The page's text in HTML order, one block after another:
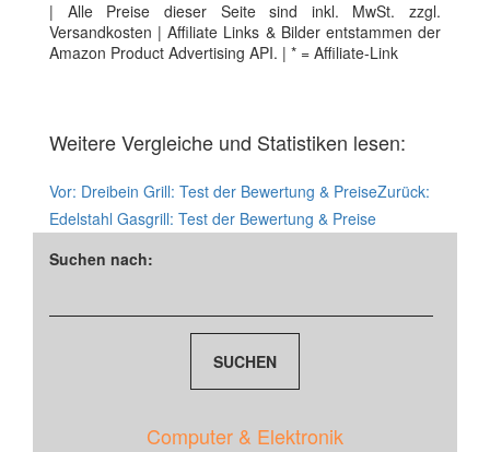
| Alle Preise dieser Seite sind inkl. MwSt. zzgl.
Versandkosten | Affiliate Links & Bilder entstammen der
Amazon Product Advertising API. | * = Affiliate-Link
Weitere Vergleiche und Statistiken lesen:
Vor: Dreibein Grill: Test der Bewertung & PreiseZurück:
Edelstahl Gasgrill: Test der Bewertung & Preise
Suchen nach:
Computer & Elektronik